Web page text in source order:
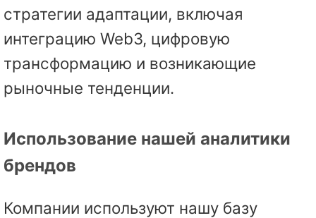
стратегии адаптации, включая
интеграцию Web3, цифровую
трансформацию и возникающие
рыночные тенденции.
Использование нашей аналитики
брендов
Компании используют нашу базу